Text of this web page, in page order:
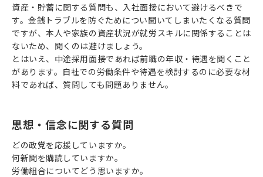
資産・貯蓄に関する質問も、入社面接において避けるべきで
す。金銭トラブルを防ぐためについ聞いてしまいたくなる質問
ですが、本人や家族の資産状況が就労スキルに関係することは
ないため、聞くのは避けましょう。
とはいえ、中途採用面接であれば前職の年収・待遇を聞くこと
があります。自社での労働条件や待遇を検討するのに必要な材
料であれば、質問しても問題ありません。
思想・信念に関する質問
どの政党を応援していますか。
何新聞を購読していますか。
労働組合についてどう思いますか。